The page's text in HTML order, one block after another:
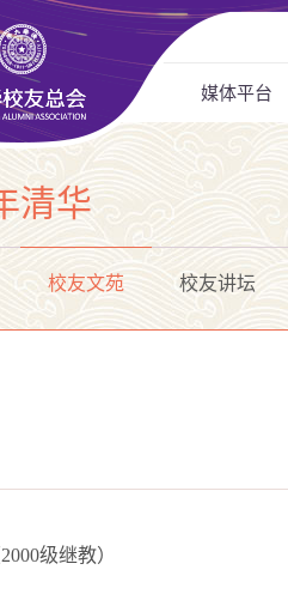
媒体平台
清华
校友文苑 校友讲坛
2000级继教）